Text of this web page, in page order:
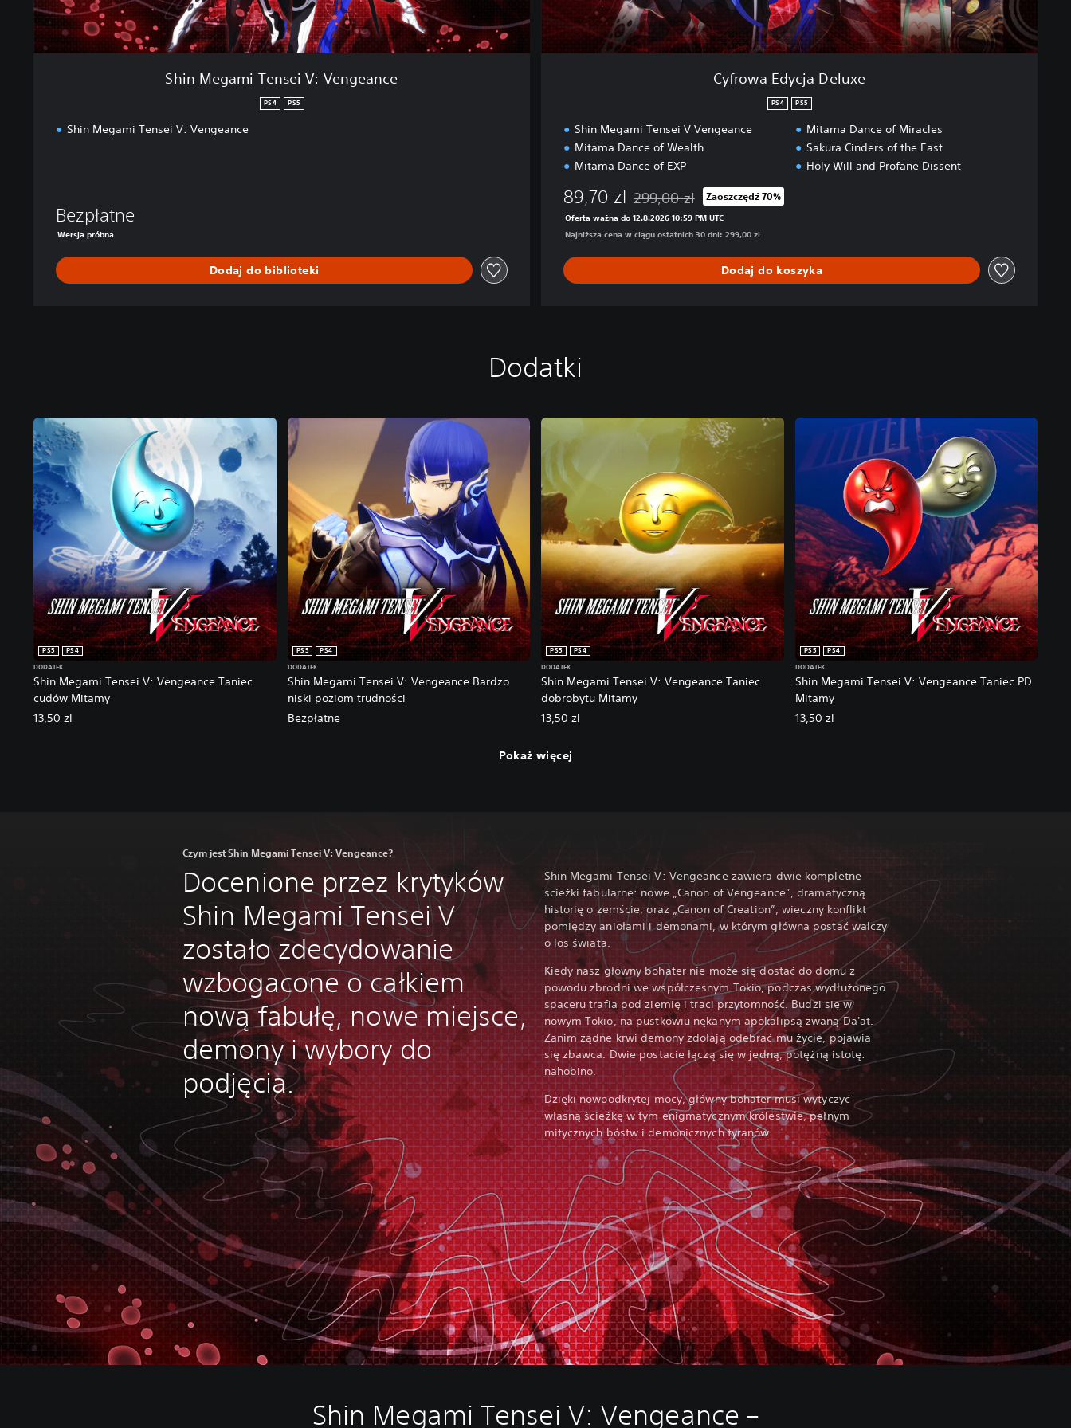
e
V
Shin Megami Tensei V: Vengeance
PS4 PS5
Shin Megami Tensei V: Vengeance
Bezpłatne
Wersja próbna
Dodaj do biblioteki
u
Cyfrowa Edycja Deluxe
PS4 PS5
Shin Megami Tensei V Vengeance
Mitama Dance of Wealth
Mitama Dance of EXP
Mitama Dance of Miracles
Sakura Cinders of the East
Holy Will and Profane Dissent
89,70 zl Zastosowano zniżkę z oryginalnej ceny wynoszącej 299,00 zl
299,00 zl Zaoszczędź 70%
Oferta ważna do 12.8.2026 10:59 PM UTC
Najniższa cena w ciągu ostatnich 30 dni: 299,00 zl
Dodaj do koszyka
Dodatki
Shin Megami Tensei V: Vengeance Taniec
cudów Mitamy
PS5
PS4
DODATEK
13,50 zl
Shin Megami Tensei V: Vengeance Bardzo
niski poziom trudności
PS5
PS4
DODATEK
Bezpłatne
Shin Megami Tensei V: Vengeance Taniec
dobrobytu Mitamy
PS5
PS4
DODATEK
13,50 zl
Shin Megami Tensei V: Vengeance Taniec PD
Mitamy
PS5
PS4
DODATEK
13,50 zl
Pokaż więcej
Czym jest Shin Megami Tensei V: Vengeance?
Docenione przez krytyków
Shin Megami Tensei V
zostało zdecydowanie
wzbogacone o całkiem
nową fabułę, nowe miejsce,
demony i wybory do
podjęcia.
Shin Megami Tensei V: Vengeance zawiera dwie kompletne
ścieżki fabularne: nowe „Canon of Vengeance”, dramatyczną
historię o zemście, oraz „Canon of Creation”, wieczny konflikt
pomiędzy aniołami i demonami, w którym główna postać walczy
o los świata.
Kiedy nasz główny bohater nie może się dostać do domu z
powodu zbrodni we współczesnym Tokio, podczas wydłużonego
spaceru trafia pod ziemię i traci przytomność. Budzi się w
nowym Tokio, na pustkowiu nękanym apokalipsą zwaną Da'at.
Zanim żądne krwi demony zdołają odebrać mu życie, pojawia
się zbawca. Dwie postacie łączą się w jedną, potężną istotę:
nahobino.
Dzięki nowoodkrytej mocy, główny bohater musi wytyczyć
własną ścieżkę w tym enigmatycznym królestwie, pełnym
mitycznych bóstw i demonicznych tyranów.
Shin Megami Tensei V: Vengeance –